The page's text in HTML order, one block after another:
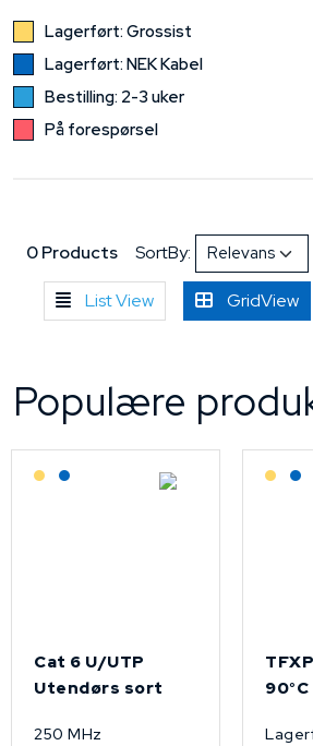
Lagerført: Grossist
Lagerført: NEK Kabel
Bestilling: 2-3 uker
På forespørsel
0 Products SortBy:
List View GridView
Populære
Lagerført: Grossist
Lagerført: NEK Kabel
Cat 6 U/UTP
Utendørs sort
250 MHz
90°C